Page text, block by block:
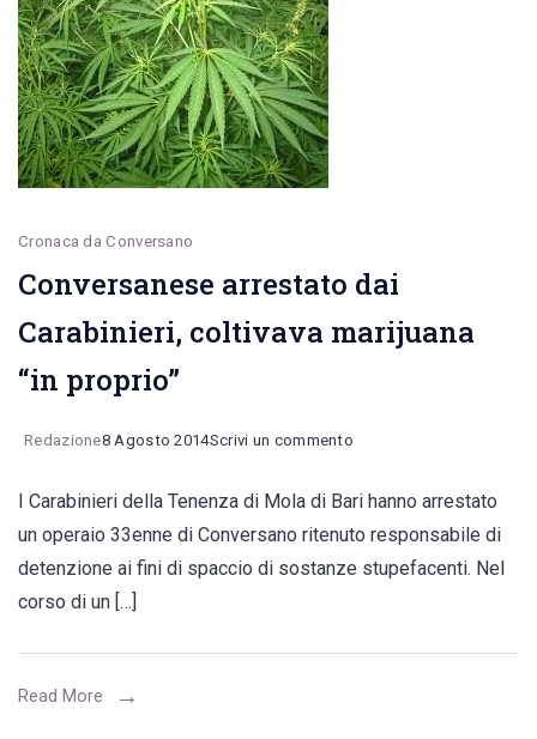
100
danni
Cronaca da Conversano
Conversanese arrestato dai
Carabinieri, coltivava marijuana
“in proprio”
Redazione8 Agosto 2014Scrivi un commento
arrestato
dai
Carabinieri,
marijuana
I Carabinieri della Tenenza di Mola di Bari hanno arrestato
un operaio 33enne di Conversano ritenuto responsabile di
detenzione ai fini di spaccio di sostanze stupefacenti. Nel
corso di un […]
Read More